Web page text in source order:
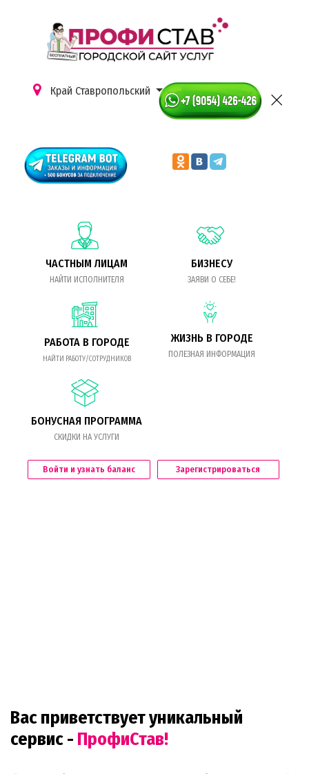
Край Ставропольский
ЧАСТНЫМ ЛИЦАМ
НАЙТИ ИСПОЛНИТЕЛЯ
БИЗНЕСУ
ЗАЯВИ О СЕБЕ!
РАБОТА В ГОРОДЕ
НАЙТИ РАБОТУ/СОТРУДНИКОВ
ЖИЗНЬ В ГОРОДЕ
ПОЛЕЗНАЯ ИНФОРМАЦИЯ
БОНУСНАЯ ПРОГРАММА
СКИДКИ НА УСЛУГИ
Войти и узнать баланс Зарегистрироваться
Вас приветствует уникальный
сервис - ПрофиСтав!